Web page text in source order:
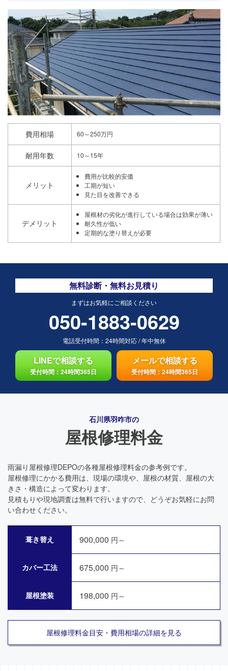
費用相場 60～250万円
耐用年数 10～15年
メリット
費用が比較的安価
工期が短い
見た目を改善できる
デメリット
屋根材の劣化が進行している場合は効果が薄い
耐久性が低い
定期的な塗り替えが必要
無料診断・無料お見積り
まずはお気軽にご相談ください
050-1883-0629
電話受付時間： 24時間対応/年中無休
LINEで相談する
受付時間：24時間365日
メールで相談する
受付時間：24時間365日
石川県羽咋市の
屋根修理料金
雨漏り屋根修理DEPOの各種屋根修理料金の参考例です。
屋根修理にかかる費用は、現場の環境や、屋根の材質、屋根の大
きさ・構造によって変わります。
見積もりや現地調査は無料で行いますので、どうぞお気軽にお問
い合わせください。
葺き替え 900,000 円～
カバー工法 675,000 円～
屋根塗装 198,000 円～
屋根修理料金目安・費用相場の詳細を見る